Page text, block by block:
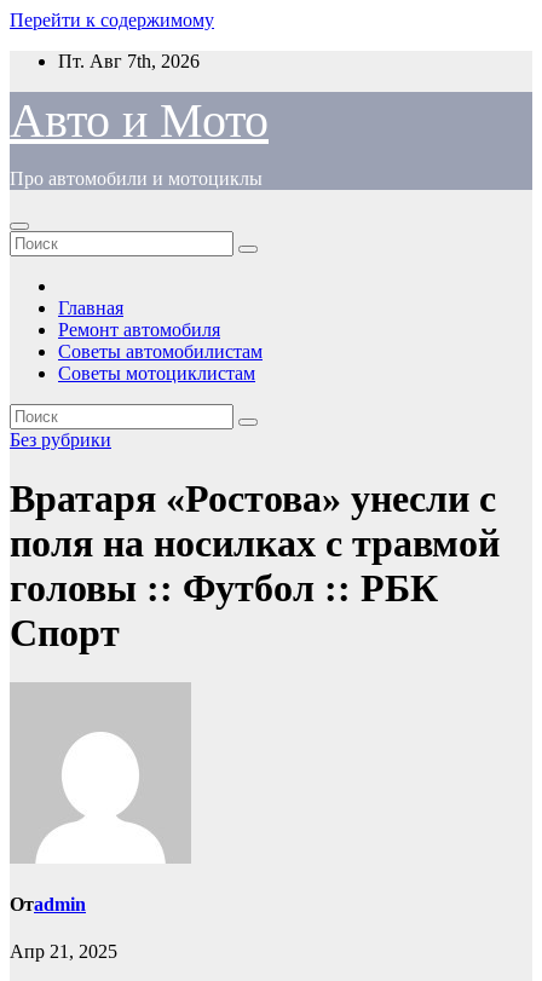
Перейти к содержимому
Пт. Авг 7th, 2026
Авто и Мото
Про автомобили и мотоциклы
Главная
Ремонт автомобиля
Советы автомобилистам
Советы мотоциклистам
Без рубрики
Вратаря «Ростова» унесли с
поля на носилках с травмой
головы :: Футбол :: РБК
Спорт
Отadmin
Апр 21, 2025